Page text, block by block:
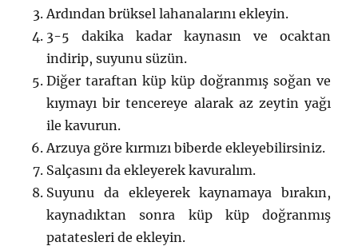
Ardından brüksel lahanalarını ekleyin.
3-5 dakika kadar kaynasın ve ocaktan
indirip, suyunu süzün.
Diğer taraftan küp küp doğranmış soğan ve
kıymayı bir tencereye alarak az zeytin yağı
ile kavurun.
Arzuya göre kırmızı biberde ekleyebilirsiniz.
Salçasını da ekleyerek kavuralım.
Suyunu da ekleyerek kaynamaya bırakın,
kaynadıktan sonra küp küp doğranmış
patatesleri de ekleyin.